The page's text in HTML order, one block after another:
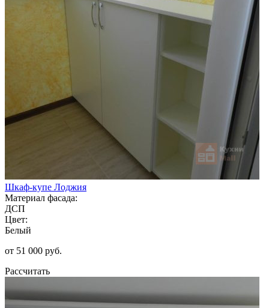
Шкаф-купе Лоджия
Материал фасада:
ДСП
Цвет:
Белый
от 51 000 руб.
Рассчитать